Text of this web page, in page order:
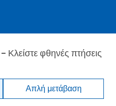
Κλείστε φθηνές πτήσεις
Απλή μετάβαση